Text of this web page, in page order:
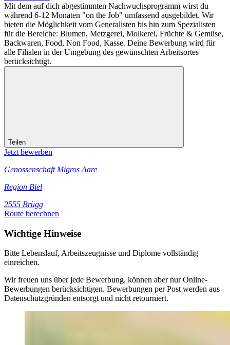
Mit dem auf dich abgestimmten Nachwuchsprogramm wirst du
während 6-12 Monaten "on the Job" umfassend ausgebildet. Wir
bieten die Möglichkeit vom Generalisten bis hin zum Spezialisten
für die Bereiche: Blumen, Metzgerei, Molkerei, Früchte & Gemüse,
Backwaren, Food, Non Food, Kasse. Deine Bewerbung wird für
alle Filialen in der Umgebung des gewünschten Arbeitsortes
berücksichtigt.
Teilen
Jetzt bewerben
Genossenschaft Migros Aare
Region Biel
2555 Brügg
Route berechnen
Wichtige Hinweise
Bitte Lebenslauf, Arbeitszeugnisse und Diplome vollständig
einreichen.
Wir freuen uns über jede Bewerbung, können aber nur Online-
Bewerbungen berücksichtigen. Bewerbungen per Post werden aus
Datenschutzgründen entsorgt und nicht retourniert.